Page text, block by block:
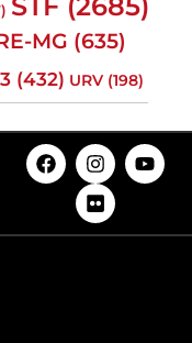
MG (635)
(432) URV (198)